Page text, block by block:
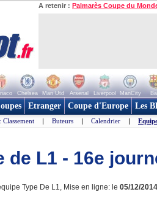
A retenir : Palmarès Coupe du
Chelsea Man Utd Arsenal Liverpool ManCity
Etranger Coupe d'Europe Les
Classement | Buteurs | Calendrier |
de L1 - 16e
Type De L1, Mise en ligne: le 05/12/2014